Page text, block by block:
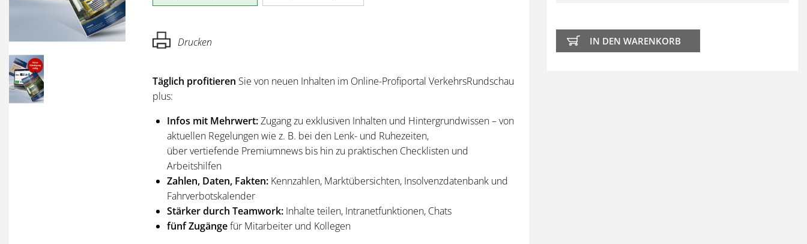
Drucken
Täglich profitieren Sie von neuen Inhalten im Online-Profiportal VerkehrsRundschau
plus:
Infos mit Mehrwert:Zugang zu exklusiven Inhalten und Hintergrundwissen – von
aktuellen Regelungen wie z. B. bei den Lenk- und Ruhezeiten,
über vertiefende Premiumnews bis hin zu praktischen Checklisten und
Arbeitshilfen
Zahlen, Daten, Fakten: Kennzahlen, Marktübersichten, Insolvenzdatenbank und
Fahrverbotskalender
Stärker durch Teamwork: Inhalte teilen, Intranetfunktionen, Chats
fünf Zugängefür Mitarbeiter und Kollegen